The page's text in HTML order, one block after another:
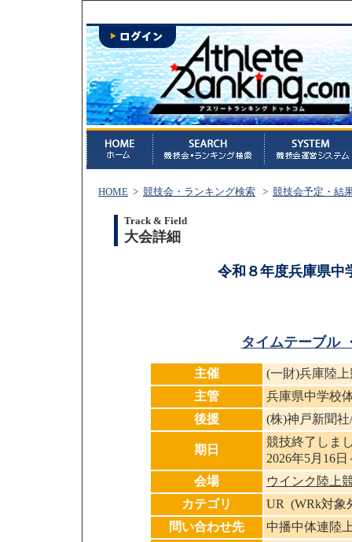
HOME > 競技会・ランキング検索 > 競技会予定・結
Track & Field
大会詳細
令和８年度兵庫県中
タイムテーブル
主催
(一財)兵庫陸
主管
兵庫県中学校
後援
(株)神戸新聞
期日
競技終了しま
2026年5月16日
会場
ウインク陸上
カテゴリ
UR (WRk対象
問い合わせ先
中播中体連陸